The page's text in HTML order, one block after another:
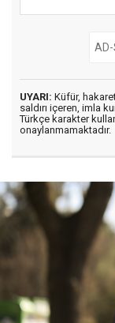
UYARI: Küfür,
saldırı içeren, imla
Türkçe karakter
onaylanmamaktadır.